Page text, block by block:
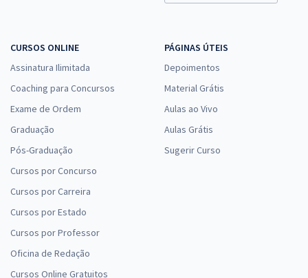
CURSOS ONLINE
Assinatura Ilimitada
Coaching para Concursos
Exame de Ordem
Graduação
Pós-Graduação
Cursos por Concurso
Cursos por Carreira
Cursos por Estado
Cursos por Professor
Oficina de Redação
Cursos Online Gratuitos
PÁGINAS ÚTEIS
Depoimentos
Material Grátis
Aulas ao Vivo
Aulas Grátis
Sugerir Curso